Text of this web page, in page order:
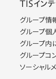
グループ情
グループ個
グループ内
グループコ
ソーシャル